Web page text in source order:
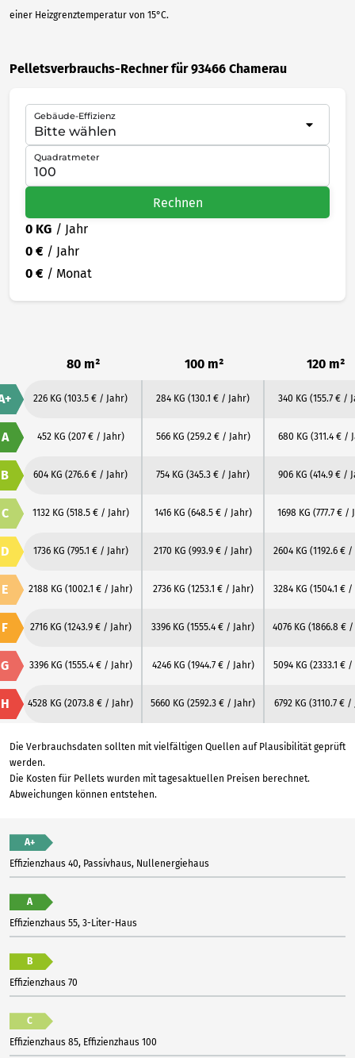
einer Heizgrenztemperatur von 15°C.
Pelletsverbrauchs-Rechner für 93466 Chamerau
Gebäude-Effizienz
Quadratmeter
Rechnen
0 KG / Jahr
0 € / Jahr
0 € / Monat
80 m² 100 m² 120 m²
226 KG (103.5 € / Jahr) 284 KG (130.1 € / Jahr) 340 KG (155.7 € /
A 452 KG (207 € / Jahr) 566 KG (259.2 € / Jahr) 680 KG (311.4 € /
B 604 KG (276.6 € / Jahr) 754 KG (345.3 € / Jahr) 906 KG (414.9 € /
C 1132 KG (518.5 € / Jahr) 1416 KG (648.5 € / Jahr) 1698 KG (777.7 € /
D 1736 KG (795.1 € / Jahr) 2170 KG (993.9 € / Jahr) 2604 KG (1192.6 €
E 2188 KG (1002.1 € / Jahr) 2736 KG (1253.1 € / Jahr) 3284 KG (1504.1 €
F 2716 KG (1243.9 € / Jahr) 3396 KG (1555.4 € / Jahr) 4076 KG (1866.8 €
G 3396 KG (1555.4 € / Jahr) 4246 KG (1944.7 € / Jahr) 5094 KG (2333.1 €
H 4528 KG (2073.8 € / Jahr) 5660 KG (2592.3 € / Jahr) 6792 KG (3110.7 € /
Die Verbrauchsdaten sollten mit vielfältigen Quellen auf Plausibilität geprüft
werden.
Die Kosten für Pellets wurden mit tagesaktuellen Preisen berechnet.
Abweichungen können entstehen.
A+
Effizienzhaus 40, Passivhaus, Nullenergiehaus
A
Effizienzhaus 55, 3-Liter-Haus
B
Effizienzhaus 70
C
Effizienzhaus 85, Effizienzhaus 100